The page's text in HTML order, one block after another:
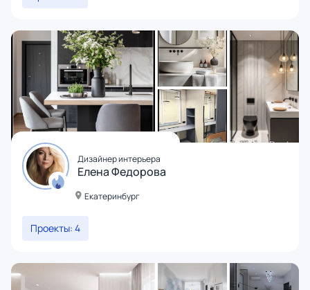
Дизайнер интерьера
Елена Федорова
Екатеринбург
Проекты: 4